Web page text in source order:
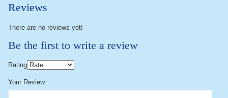
Reviews
There are no reviews yet!
Be the first to write a review
Rating
Your Review